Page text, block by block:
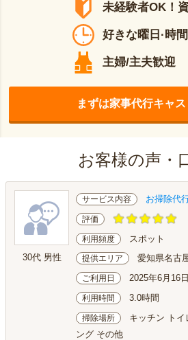
未経験者OK！
好きな曜日·時
主婦/主夫歓迎
まずは家事代行キャ
お客様の声・
30代 男性
サービス内容 お掃除代
評価
利用頻度 スポット
提供エリア 愛知県名古
ご利用日 2025年6月16
利用時間 3.0時間
掃除場所
キッチン ト
ング その他